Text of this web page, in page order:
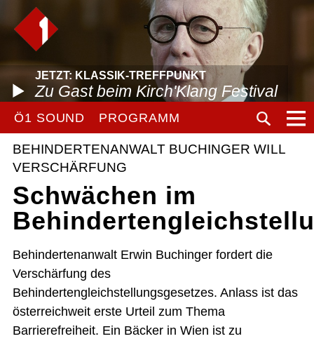
JETZT: KLASSIK-TREFFPUNKT
Zu Gast beim Kirch'Klang Festival
Ö1 SOUND PROGRAMM
BEHINDERTENANWALT BUCHINGER WILL
VERSCHÄRFUNG
Schwächen im
Behindertenanwalt Erwin Buchinger fordert die
Verschärfung des
Behindertengleichstellungsgesetzes. Anlass ist das
österreichweit erste Urteil zum Thema
Barrierefreiheit. Ein Bäcker in Wien ist zu